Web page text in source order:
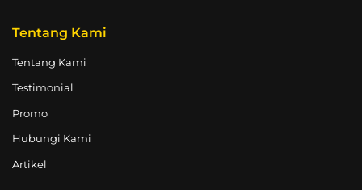
Tentang Kami
Tentang Kami
Testimonial
Promo
Hubungi Kami
Artikel